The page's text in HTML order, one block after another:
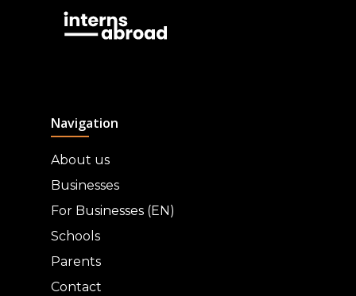
Navigation
About us
Businesses
For Businesses (EN)
Schools
Parents
Contact